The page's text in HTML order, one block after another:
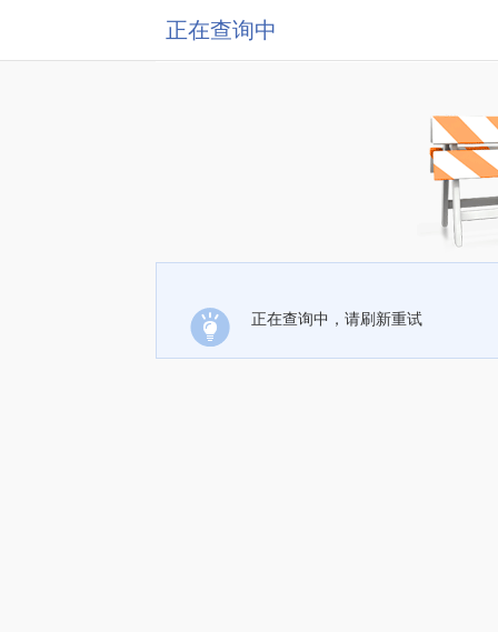
正在查询中
正在查询中，请刷新重试